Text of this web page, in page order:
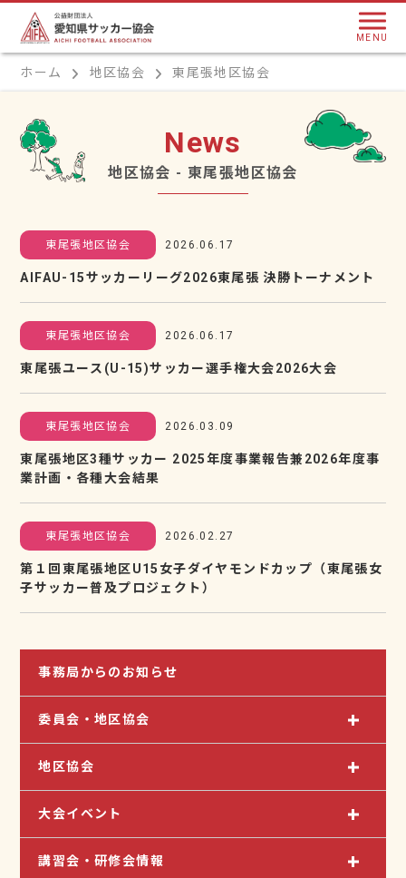
MENU
ホーム 地区協会 東尾張地区協会
News
地区協会 - 東尾張地区協会
東尾張地区協会 2026.06.17
AIFAU-15サッカーリーグ2026東尾張 決勝トーナメント
東尾張地区協会 2026.06.17
東尾張ユース(U-15)サッカー選手権大会2026大会
東尾張地区協会 2026.03.09
東尾張地区3種サッカー 2025年度事業報告兼2026年度事
業計画・各種大会結果
東尾張地区協会 2026.02.27
第１回東尾張地区U15女子ダイヤモンドカップ（東尾張女
子サッカー普及プロジェクト）
事務局からのお知らせ
委員会・地区協会
地区協会
大会イベント
講習会・研修会情報